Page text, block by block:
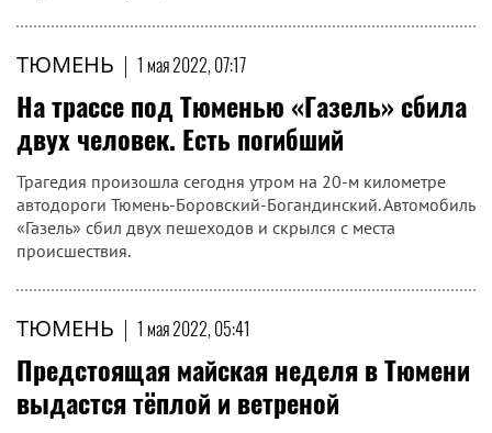
ТЮМЕНЬ | 1 мая 2022, 07:17
На трассе под Тюменью «Газель» сбила
двух человек. Есть погибший
Трагедия произошла сегодня утром на 20-м километре
автодороги Тюмень-Боровский-Богандинский. Автомобиль
«Газель» сбил двух пешеходов и скрылся с места
происшествия.
ТЮМЕНЬ | 1 мая 2022, 05:41
Предстоящая майская неделя в Тюмени
выдастся тёплой и ветреной